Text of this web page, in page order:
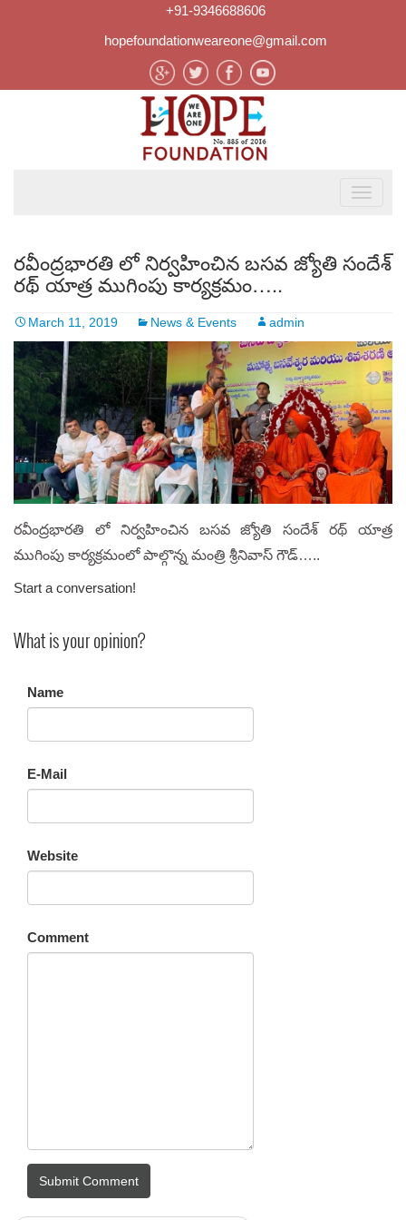
+91-9346688606
hopefoundationweareone@gmail.com
రవీంద్రభారతి లో నిర్వహించిన బసవ జ్యోతి సందేశ్
రథ్ యాత్ర ముగింపు కార్యక్రమం…..
March 11, 2019 News & Events admin
రవీంద్రభారతి లో నిర్వహించిన బసవ జ్యోతి సందేశ్ రథ్ యాత్ర
ముగింపు కార్యక్రమంలో పాల్గొన్న మంత్రి శ్రీనివాస్ గౌడ్…..
Start a conversation!
What is your opinion?
Name
E-Mail
Website
Comment
Submit Comment